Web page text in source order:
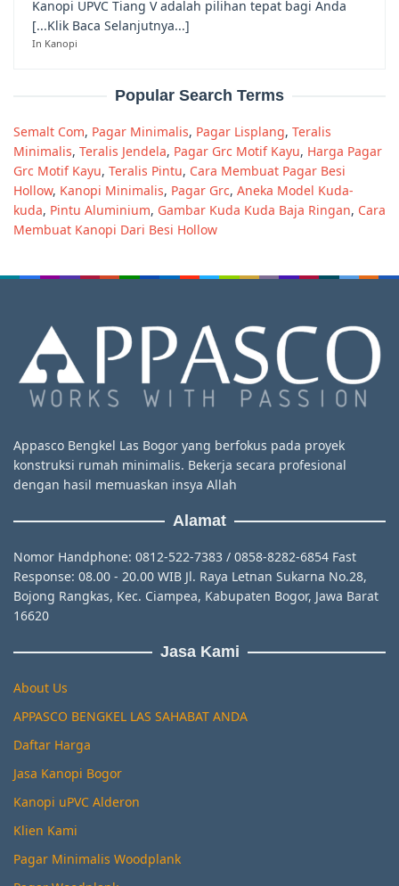
Kanopi UPVC Tiang V adalah pilihan tepat bagi Anda
[...Klik Baca Selanjutnya...]
In Kanopi
Popular Search Terms
Semalt Com, Pagar Minimalis, Pagar Lisplang, Teralis
Minimalis, Teralis Jendela, Pagar Grc Motif Kayu, Harga Pagar
Grc Motif Kayu, Teralis Pintu, Cara Membuat Pagar Besi
Hollow, Kanopi Minimalis, Pagar Grc, Aneka Model Kuda-
kuda, Pintu Aluminium, Gambar Kuda Kuda Baja Ringan, Cara
Membuat Kanopi Dari Besi Hollow
Appasco Bengkel Las Bogor yang berfokus pada proyek
konstruksi rumah minimalis. Bekerja secara profesional
dengan hasil memuaskan insya Allah
Alamat
Nomor Handphone: 0812-522-7383 / 0858-8282-6854 Fast
Response: 08.00 - 20.00 WIB Jl. Raya Letnan Sukarna No.28,
Bojong Rangkas, Kec. Ciampea, Kabupaten Bogor, Jawa Barat
16620
Jasa Kami
About Us
APPASCO BENGKEL LAS SAHABAT ANDA
Daftar Harga
Jasa Kanopi Bogor
Kanopi uPVC Alderon
Klien Kami
Pagar Minimalis Woodplank